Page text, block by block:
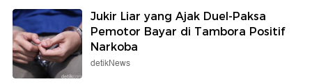
Jukir Liar yang Ajak Duel-Paksa
Pemotor Bayar di Tambora Positif
Narkoba
detikNews